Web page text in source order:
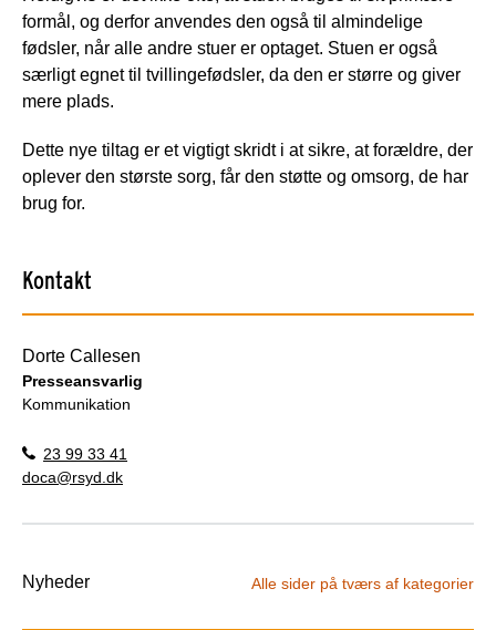
formål, og derfor anvendes den også til almindelige
fødsler, når alle andre stuer er optaget. Stuen er også
særligt egnet til tvillingefødsler, da den er større og giver
mere plads.
Dette nye tiltag er et vigtigt skridt i at sikre, at forældre, der
oplever den største sorg, får den støtte og omsorg, de har
brug for.
Kontakt
Dorte Callesen
Presseansvarlig
Kommunikation
23 99 33 41
doca@rsyd.dk
Nyheder Alle sider på tværs af kategorier